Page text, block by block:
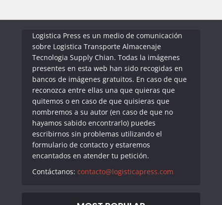
Logistica Press es un medio de comunicación
sobre Logistica Transporte Almacenaje
Tecnologia Supply Chian. Todas la imágenes
presentes en esta web han sido recogidas en
bancos de imágenes gratuitos. En caso de que
reconozca entre ellas una que quieras que
quitemos o en caso de que quisieras que
nombremos a su autor (en caso de que no
hayamos sabido encontrarlo) puedes
escribirnos sin problemas utilizando el
formulario de contacto y estaremos
encantados en atender tu petición.
Contáctanos: contacto@logisticapress.com